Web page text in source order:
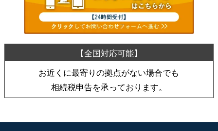
お近くに最寄りの拠点がない場合でも
相続税申告を承っております。